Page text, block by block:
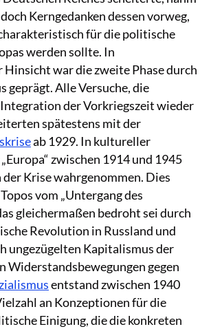
Kerngedanken dessen vorweg,
für die politische
werden sollte. In
war die zweite Phase durch
geprägt. Alle Versuche, die
der Vorkriegszeit wieder
spätestens mit der
ab 1929. In kultureller
zwischen 1914 und 1945
Krise wahrgenommen. Dies
vom „Untergang des
gleichermaßen bedroht sei durch
Revolution in Russland und
ungezügelten Kapitalismus der
Widerstandsbewegungen gegen
entstand zwischen 1940
an Konzeptionen für die
Einigung, die die konkreten